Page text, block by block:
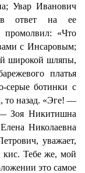
Увар Иванович
в ответ на ее
промолвил: «Что
с Инсаровым;
широкой шляпы,
платья
серые ботинки с
то назад. «Эге! —
Зоя Никитишна
Николаевна
уважает,
кис. Тебе же, мой
это самое